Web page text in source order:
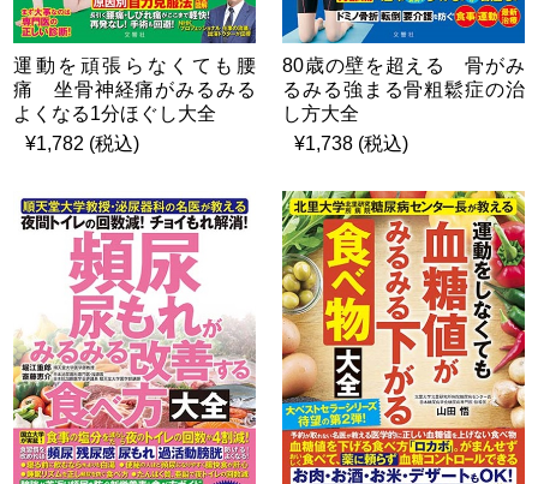
運動を頑張らなくても腰
痛 坐骨神経痛がみるみる
よくなる1分ほぐし大全
¥1,782 (税込)
80歳の壁を超える 骨がみ
るみる強まる骨粗鬆症の治
し方大全
¥1,738 (税込)